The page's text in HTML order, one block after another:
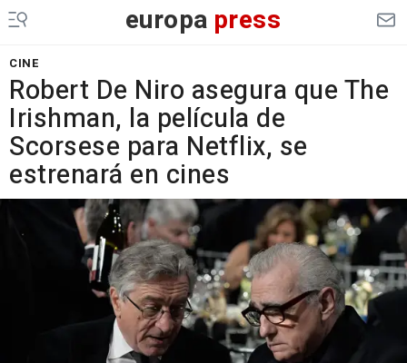
europa press
CINE
Robert De Niro asegura que The
Irishman, la película de
Scorsese para Netflix, se
estrenará en cines